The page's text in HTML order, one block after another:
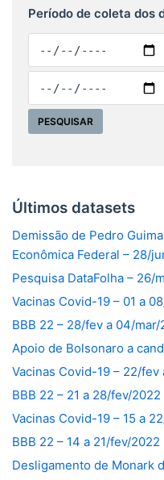
Período de coleta dos
Últimos datasets
Demissão de Pedro
Econômica Federal – 28/
Pesquisa DataFolha – 26/
Vacinas Covid-19 – 01 a
BBB 22 – 28/fev a 04/mar/
Apoio de Bolsonaro a
Vacinas Covid-19 – 22/fev
BBB 22 – 21 a 28/fev/2022
Vacinas Covid-19 – 15 a
BBB 22 – 14 a 21/fev/2022
Desligamento de Monark